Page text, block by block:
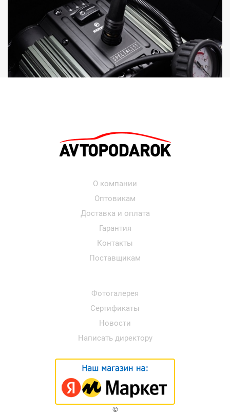
О компании
Оптовикам
Доставка и оплата
Гарантия
Контакты
Поставщикам
Фотогалерея
Сертификаты
Новости
Написать директору
©